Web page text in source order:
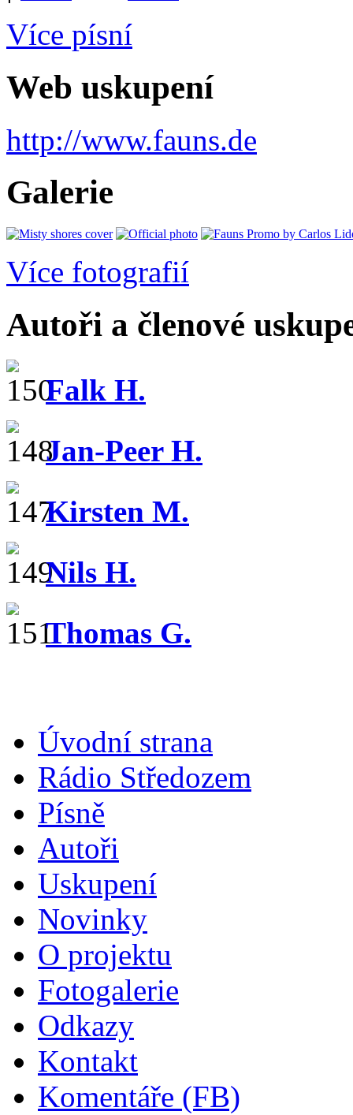
Více písní
Web uskupení
http://www.fauns.de
Galerie
Více fotografií
Autoři a členové
Falk H.
Jan-Peer H.
Kirsten M.
Nils H.
Thomas G.
Úvodní strana
Rádio Středozem
Písně
Autoři
Uskupení
Novinky
O projektu
Fotogalerie
Odkazy
Kontakt
Komentáře (FB)